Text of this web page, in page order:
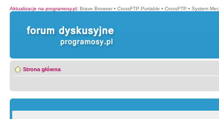
Aktualizacje na programosy.pl: Brave Browser • CrossFTP Portable • CrossFTP • System
Strona główna